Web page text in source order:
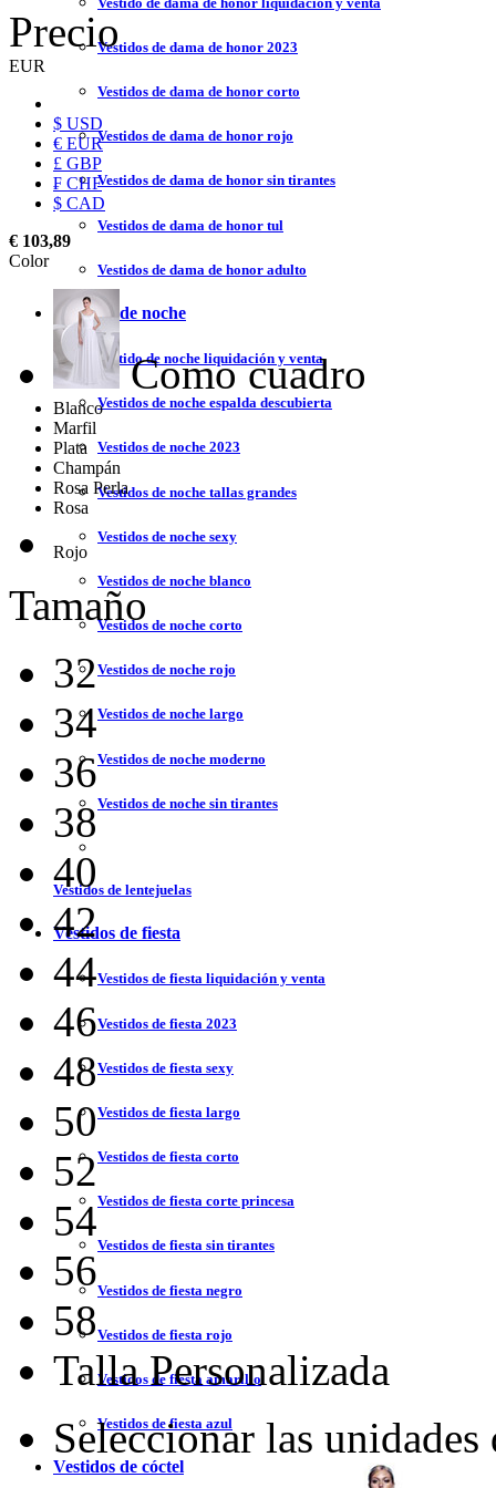
Vestidos de dama de honor 2023
Vestidos de dama de honor corto
Vestidos de dama de honor rojo
Vestidos de dama de honor sin tirantes
Vestidos de dama de honor tul
Vestidos de dama de honor adulto
Vestidos de noche
Vestido de noche liquidación y venta
Vestidos de noche espalda descubierta
Vestidos de noche 2023
Vestidos de noche tallas grandes
Vestidos de noche sexy
Vestidos de noche blanco
Vestidos de noche corto
Vestidos de noche rojo
Vestidos de noche largo
Vestidos de noche moderno
Vestidos de noche sin tirantes
Vestidos de lentejuelas
Vestidos de fiesta
Vestidos de fiesta liquidación y venta
Vestidos de fiesta 2023
Vestidos de fiesta sexy
Vestidos de fiesta largo
Vestidos de fiesta corto
Vestidos de fiesta corte princesa
Vestidos de fiesta sin tirantes
Vestidos de fiesta negro
Vestidos de fiesta rojo
Vestidos de fiesta amarillo
Vestidos de fiesta azul
Vestidos de cóctel
Precio
EUR
$ USD
€ EUR
£ GBP
₣ CHF
$ CAD
€ 103,89
Color
Como cuadro
Blanco
Marfil
Plata
Champán
Rosa Perla
Rosa
Rojo
Tamaño
32
34
36
38
40
42
44
46
48
50
52
54
56
58
Talla Personalizada
Seleccionar las